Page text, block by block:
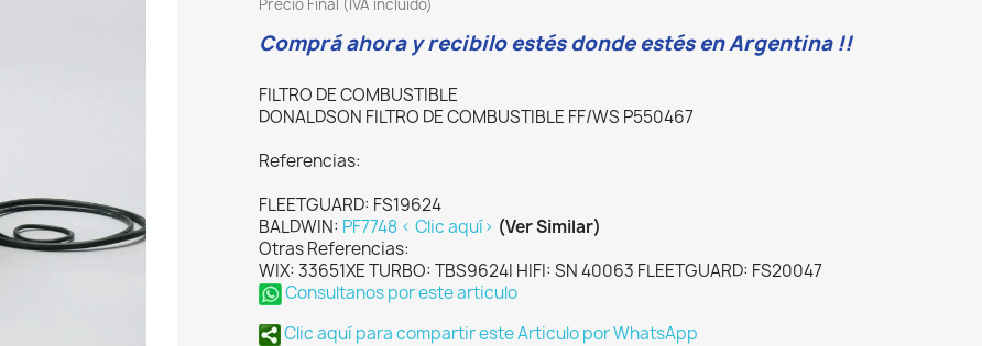
Precio Final (IVA incluido)
Comprá ahora y recibilo estés donde estés en Argentina !!
FILTRO DE COMBUSTIBLE
DONALDSON FILTRO DE COMBUSTIBLE FF/WS P550467
Referencias:
FLEETGUARD: FS19624
BALDWIN: PF7748 < Clic aquí> (Ver Similar)
Otras Referencias:
WIX: 33651XE TURBO: TBS9624I HIFI: SN 40063 FLEETGUARD: FS20047
Consultanos por este articulo
Clic aquí para compartir este Articulo por WhatsApp